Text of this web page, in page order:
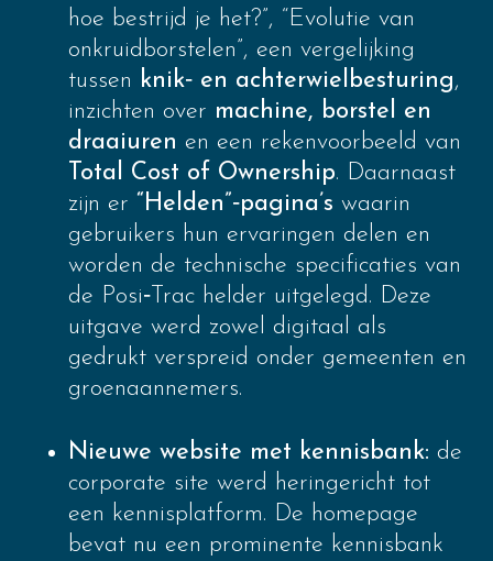
hoe bestrijd je het?”, “Evolutie van
onkruidborstelen”, een vergelijking
tussen knik‑ en achterwielbesturing,
inzichten over machine, borstel en
draaiuren en een rekenvoorbeeld van
Total Cost of Ownership. Daarnaast
zijn er “Helden”‑pagina’s waarin
gebruikers hun ervaringen delen en
worden de technische specificaties van
de Posi‑Trac helder uitgelegd. Deze
uitgave werd zowel digitaal als
gedrukt verspreid onder gemeenten en
groenaannemers.
Nieuwe website met kennisbank: de
corporate site werd heringericht tot
een kennisplatform. De homepage
bevat nu een prominente kennisbank